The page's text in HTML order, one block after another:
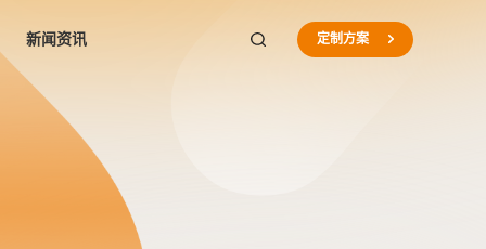
新闻资讯 定制方案